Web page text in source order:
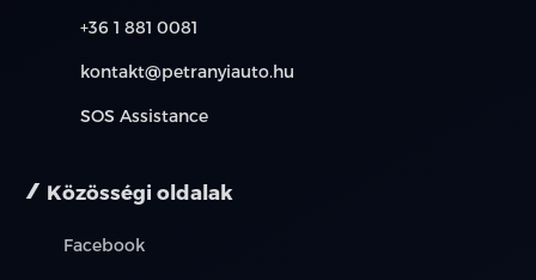
rendszer,
7 légzsák (vezető és utasoldali + első sori oldal-és
függönylégzsákok + középső légzsák)
+36 1 881 0081
kontakt@petranyiauto.hu
SOS Assistance
Közösségi oldalak
Facebook